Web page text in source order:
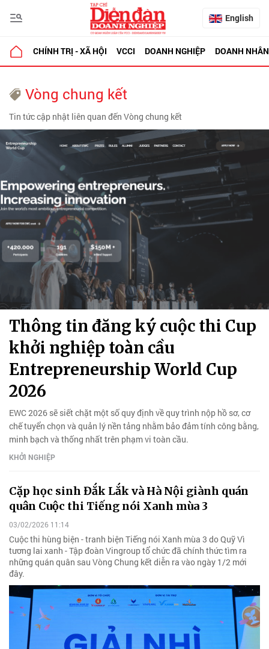
English
CHÍNH TRỊ - XÃ HỘI VCCI DOANH NGHIỆP DOANH NHÂN
Vòng chung kết
Tin tức cập nhật liên quan đến Vòng chung kết
Thông tin đăng ký cuộc thi Cup
khởi nghiệp toàn cầu
Entrepreneurship World Cup
2026
EWC 2026 sẽ siết chặt một số quy định về quy trình nộp hồ sơ, cơ
chế tuyển chọn và quản lý nền tảng nhằm bảo đảm tính công bằng,
minh bạch và thống nhất trên phạm vi toàn cầu.
KHỞI NGHIỆP
Cặp học sinh Đắk Lắk và Hà Nội giành quán
quân Cuộc thi Tiếng nói Xanh mùa 3
03/02/2026 11:14
Cuộc thi hùng biện - tranh biện Tiếng nói Xanh mùa 3 do Quỹ Vì
tương lai xanh - Tập đoàn Vingroup tổ chức đã chính thức tìm ra
những quán quân sau Vòng Chung kết diễn ra vào ngày 1/2 mới
đây.